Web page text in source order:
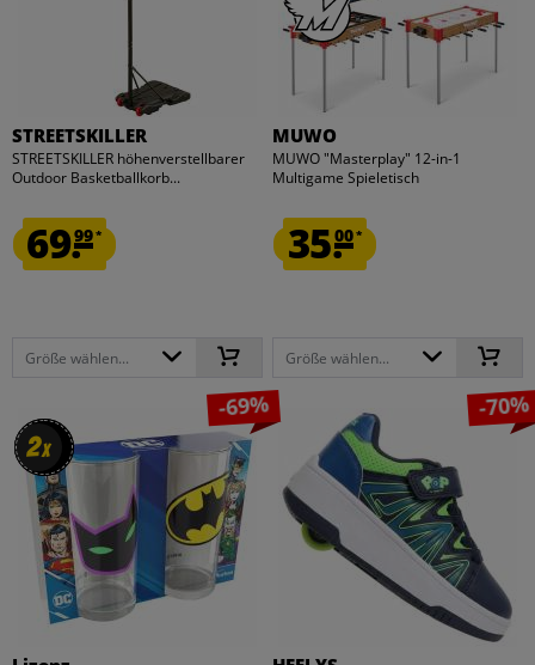
STREETSKILLER
STREETSKILLER höhenverstellbarer
Outdoor Basketballkorb...
69.99*
Größe wählen...
MUWO
MUWO "Masterplay" 12-in-1
Multigame Spieletisch
35.00*
Größe wählen...
2x
2x
-69% -70%